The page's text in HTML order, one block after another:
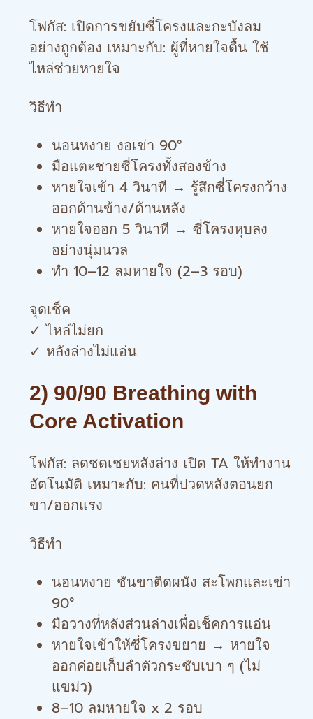
โฟกัส: เปิดการขยับซี่โครงและกะบังลม
อย่างถูกต้อง เหมาะกับ: ผู้ที่หายใจตื้น ใช้
ไหล่ช่วยหายใจ
วิธีทำ
นอนหงาย งอเข่า 90°
มือแตะชายซี่โครงทั้งสองข้าง
หายใจเข้า 4 วินาที → รู้สึกซี่โครงกว้าง
ออกด้านข้าง/ด้านหลัง
หายใจออก 5 วินาที → ซี่โครงหุบลง
อย่างนุ่มนวล
ทำ 10–12 ลมหายใจ (2–3 รอบ)
จุดเช็ค
✓ ไหล่ไม่ยก
✓ หลังล่างไม่แอ่น
2) 90/90 Breathing with
Core Activation
โฟกัส: ลดชดเชยหลังล่าง เปิด TA ให้ทำงาน
อัตโนมัติ เหมาะกับ: คนที่ปวดหลังตอนยก
ขา/ออกแรง
วิธีทำ
นอนหงาย ชันขาติดผนัง สะโพกและเข่า
90°
มือวางที่หลังส่วนล่างเพื่อเช็คการแอ่น
หายใจเข้าให้ซี่โครงขยาย → หายใจ
ออกค่อยเก็บลำตัวกระชับเบา ๆ (ไม่
แขม่ว)
8–10 ลมหายใจ x 2 รอบ